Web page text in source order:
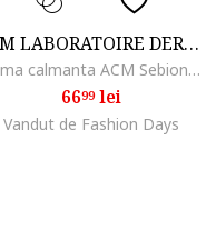
ACM LABORATOIRE DERMATOLOGIQUE
Crema calmanta ACM Sebionex Trio anti-imperfectiuni, 40 ml
6699lei
Vandut de Fashion Days